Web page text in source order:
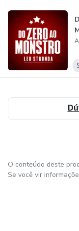
O conteúdo deste
Se você vir